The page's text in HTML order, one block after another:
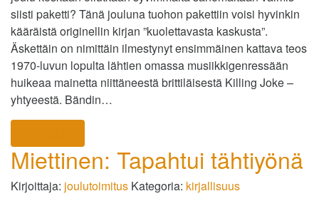
siisti paketti? Tänä jouluna tuohon pakettiin voisi hyvinkin
kääräistä originellin kirjan ”kuolettavasta kaskusta”.
Äskettäin on nimittäin ilmestynyt ensimmäinen kattava teos
1970-luvun lopulta lähtien omassa musiikkigenressään
huikeaa mainetta niittäneestä brittiläisestä Killing Joke –
yhtyeestä. Bändin…
Miettinen: Tapahtui tähtiyönä
Kirjoittaja: joulutoimitus Kategoria: kirjallisuus